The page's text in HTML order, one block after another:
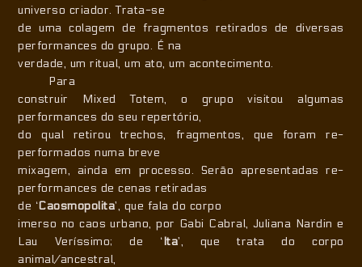
universo criador. Trata-se
de uma colagem de fragmentos retirados de diversas
performances do grupo. É na
verdade, um ritual, um ato, um acontecimento.
Para
construir Mixed Totem, o grupo visitou algumas
performances do seu repertório,
do qual retirou trechos, fragmentos, que foram re-
performados numa breve
mixagem, ainda em processo. Serão apresentadas re-
performances de cenas retiradas
de ‘Caosmopolita’, que fala do corpo
imerso no caos urbano, por Gabi Cabral, Juliana Nardin e
Lau Veríssimo; de ‘Ita’, que trata do corpo
animal/ancestral,